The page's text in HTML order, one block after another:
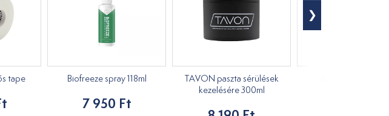
tape Biofreeze spray 118ml
7 950 Ft
TAVON paszta sérülések
kezelésére 300ml